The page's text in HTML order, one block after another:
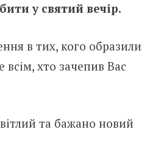
у святий вечір.
в тих, кого образили
всім, хто зачепив Вас
та бажано новий